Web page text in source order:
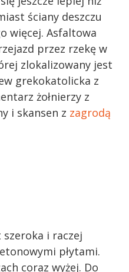
ściany deszczu
więcej. Asfaltowa
przez rzekę w
zlokalizowany jest
grekokatolicka z
żołnierzy z
i skansen z zagrodą
i raczej
płytami.
coraz wyżej. Do